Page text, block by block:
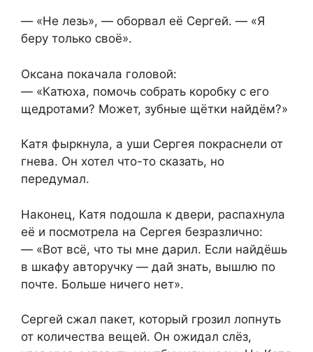
— «Не лезь», — оборвал её Сергей. — «Я
беру только своё».
Оксана покачала головой:
— «Катюха, помочь собрать коробку с его
щедротами? Может, зубные щётки найдём?»
Катя фыркнула, а уши Сергея покраснели от
гнева. Он хотел что-то сказать, но
передумал.
Наконец, Катя подошла к двери, распахнула
её и посмотрела на Сергея безразлично:
— «Вот всё, что ты мне дарил. Если найдёшь
в шкафу авторучку — дай знать, вышлю по
почте. Больше ничего нет».
Сергей сжал пакет, который грозил лопнуть
от количества вещей. Он ожидал слёз,